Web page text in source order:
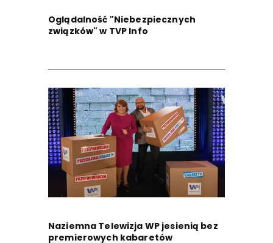
Oglądalność "Niebezpiecznych
związków" w TVP Info
Naziemna Telewizja WP jesienią bez
premierowych kabaretów